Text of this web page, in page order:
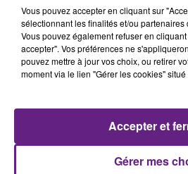
Vous pouvez accepter en cliquant sur
sélectionnant les finalités et/ou partenaires
Vous pouvez également refuser en
accepter". Vos préférences ne
pouvez mettre à jour vos choix, ou retirer
moment via le lien "Gérer les cookies"
Gérer mes
Accepter et